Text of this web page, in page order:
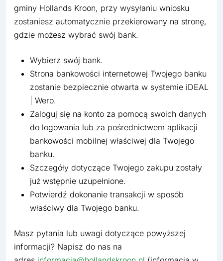
gminy Hollands Kroon, przy wysyłaniu wniosku
zostaniesz automatycznie przekierowany na stronę,
gdzie możesz wybrać swój bank.
Wybierz swój bank.
Strona bankowości internetowej Twojego banku
zostanie bezpiecznie otwarta w systemie iDEAL
| Wero.
Zaloguj się na konto za pomocą swoich danych
do logowania lub za pośrednictwem aplikacji
bankowości mobilnej właściwej dla Twojego
banku.
Szczegóły dotyczące Twojego zakupu zostały
już wstępnie uzupełnione.
Potwierdź dokonanie transakcji w sposób
właściwy dla Twojego banku.
Masz pytania lub uwagi dotyczące powyższej
informacji? Napisz do nas na